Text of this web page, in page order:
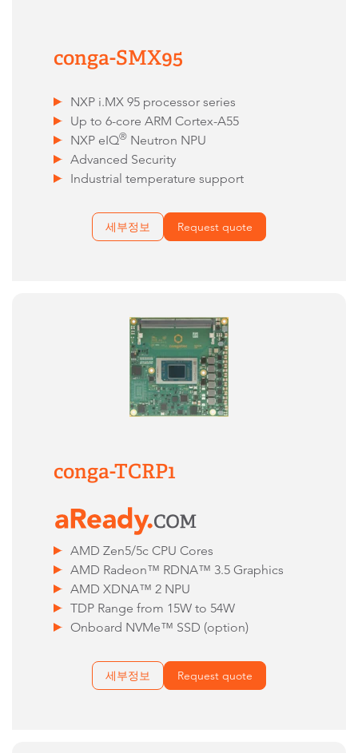
conga-SMX95
NXP i.MX 95 processor series
Up to 6-core ARM Cortex-A55
NXP eIQ® Neutron NPU
Advanced Security
Industrial temperature support
세부정보 Request quote
conga-TCRP1
AMD Zen5/5c CPU Cores
AMD Radeon™ RDNA™ 3.5 Graphics
AMD XDNA™ 2 NPU
TDP Range from 15W to 54W
Onboard NVMe™ SSD (option)
세부정보 Request quote